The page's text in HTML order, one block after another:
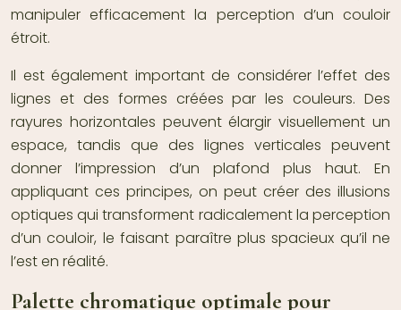
manipuler efficacement la perception d’un couloir
étroit.
Il est également important de considérer l’effet des
lignes et des formes créées par les couleurs. Des
rayures horizontales peuvent élargir visuellement un
espace, tandis que des lignes verticales peuvent
donner l’impression d’un plafond plus haut. En
appliquant ces principes, on peut créer des illusions
optiques qui transforment radicalement la perception
d’un couloir, le faisant paraître plus spacieux qu’il ne
l’est en réalité.
Palette chromatique optimale pour